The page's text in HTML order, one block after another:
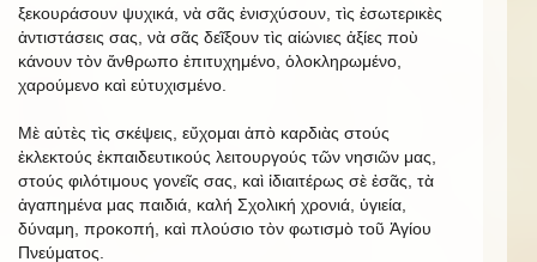
ξεκουράσουν ψυχικά, νὰ σᾶς ἐνισχύσουν, τὶς ἐσωτερικὲς
ἀντιστάσεις σας, νὰ σᾶς δεῖξουν τὶς αἰώνιες ἀξίες ποὺ
κάνουν τὸν ἄνθρωπο ἐπιτυχημένο, ὁλοκληρωμένο,
χαρούμενο καὶ εὐτυχισμένο.
Μὲ αὐτὲς τὶς σκέψεις, εὔχομαι ἀπὸ καρδιὰς στούς
ἐκλεκτούς ἐκπαιδευτικούς λειτουργούς τῶν νησιῶν μας,
στούς φιλότιμους γονεῖς σας, καὶ ἰδιαιτέρως σὲ ἐσᾶς, τὰ
ἀγαπημένα μας παιδιά, καλή Σχολική χρονιά, ὑγιεία,
δύναμη, προκοπή, καὶ πλούσιο τὸν φωτισμὸ τοῦ Ἁγίου
Πνεύματος.